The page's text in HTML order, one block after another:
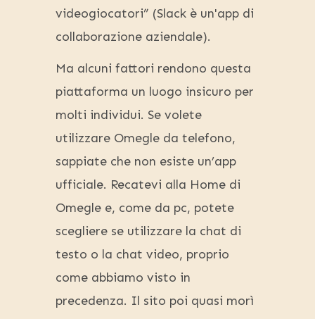
videogiocatori” (Slack è un'app di
collaborazione aziendale).
Ma alcuni fattori rendono questa
piattaforma un luogo insicuro per
molti individui. Se volete
utilizzare Omegle da telefono,
sappiate che non esiste un’app
ufficiale. Recatevi alla Home di
Omegle e, come da pc, potete
scegliere se utilizzare la chat di
testo o la chat video, proprio
come abbiamo visto in
precedenza. Il sito poi quasi morì